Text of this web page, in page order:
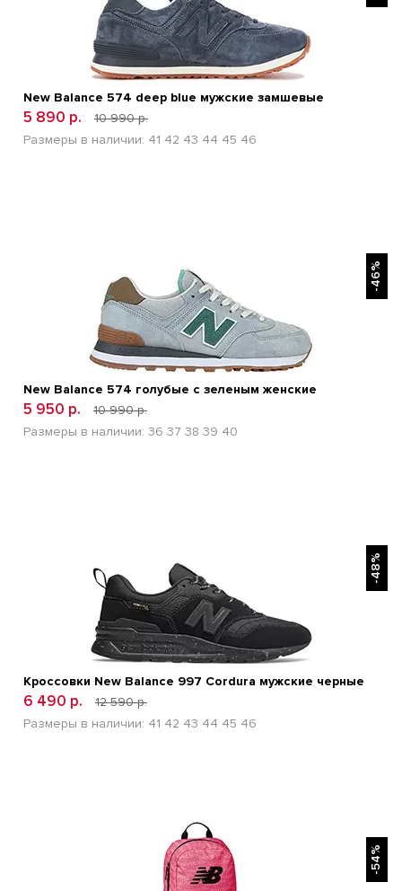
New Balance 574 deep blue мужские замшевые
5 890 р.
10 990 р.
Размеры в наличии: 41 42 43 44 45 46
-46%
New Balance 574 голубые с зеленым женские
5 950 р.
10 990 р.
Размеры в наличии: 36 37 38 39 40
-48%
Кроссовки New Balance 997 Cordura мужские черные
6 490 р.
12 590 р.
Размеры в наличии: 41 42 43 44 45 46
БЫСТРЫЙ ПРОСМОТР
-54%